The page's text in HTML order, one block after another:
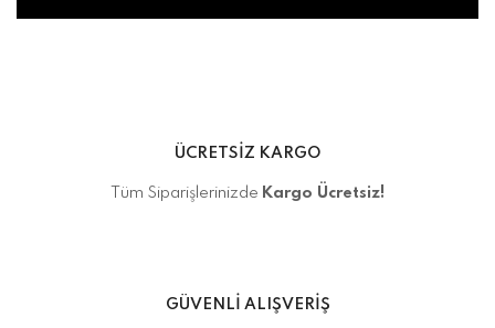
ÜCRETSİZ KARGO
Tüm Siparişlerinizde Kargo Ücretsiz!
GÜVENLİ ALIŞVERİŞ